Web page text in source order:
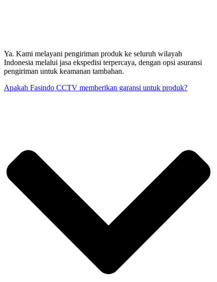
Ya. Kami melayani pengiriman produk ke seluruh wilayah
Indonesia melalui jasa ekspedisi terpercaya, dengan opsi asuransi
pengiriman untuk keamanan tambahan.
Apakah Fasindo CCTV memberikan garansi untuk produk?